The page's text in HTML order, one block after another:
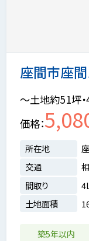
座間市座
～土地約51坪
価格
所在地
交通
間取り
土地面積
築5年以内